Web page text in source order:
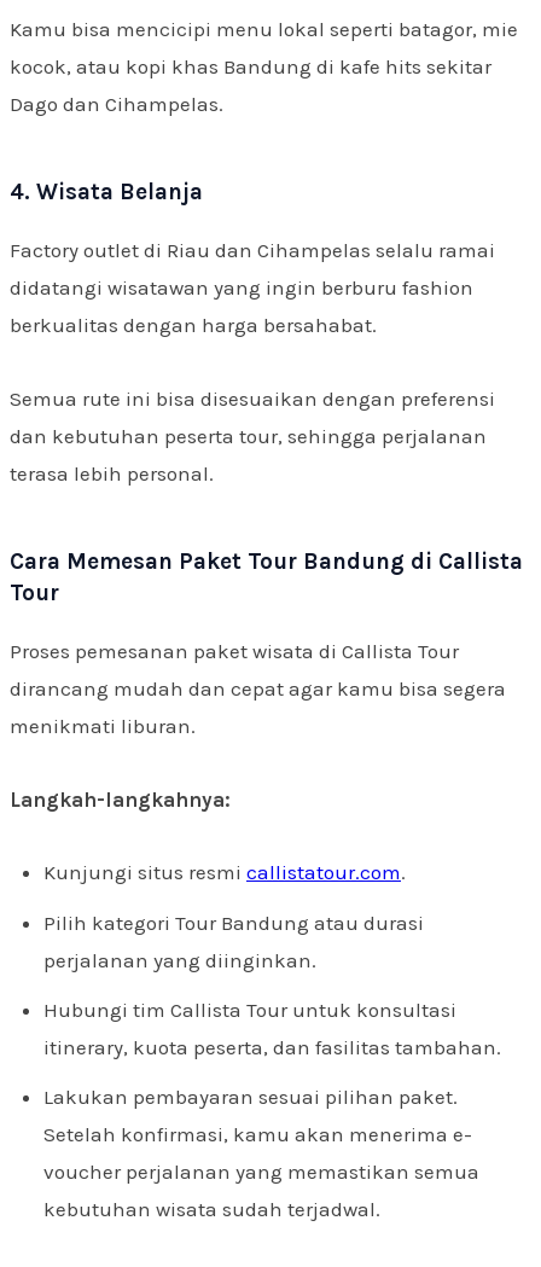
Kamu bisa mencicipi menu lokal seperti batagor, mie
kocok, atau kopi khas Bandung di kafe hits sekitar
Dago dan Cihampelas.
4. Wisata Belanja
Factory outlet di Riau dan Cihampelas selalu ramai
didatangi wisatawan yang ingin berburu fashion
berkualitas dengan harga bersahabat.
Semua rute ini bisa disesuaikan dengan preferensi
dan kebutuhan peserta tour, sehingga perjalanan
terasa lebih personal.
Cara Memesan Paket Tour Bandung di Callista
Tour
Proses pemesanan paket wisata di Callista Tour
dirancang mudah dan cepat agar kamu bisa segera
menikmati liburan.
Langkah-langkahnya:
Kunjungi situs resmi callistatour.com.
Pilih kategori Tour Bandung atau durasi
perjalanan yang diinginkan.
Hubungi tim Callista Tour untuk konsultasi
itinerary, kuota peserta, dan fasilitas tambahan.
Lakukan pembayaran sesuai pilihan paket.
Setelah konfirmasi, kamu akan menerima e-
voucher perjalanan yang memastikan semua
kebutuhan wisata sudah terjadwal.